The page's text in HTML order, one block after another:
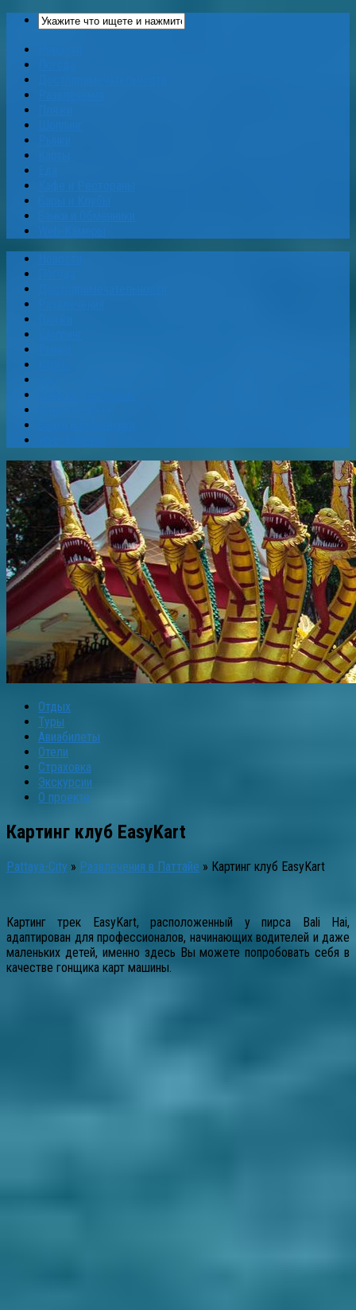
Отдых
Туры
Авиабилеты
Отели
Страховка
Экскурсии
О проекте
Картинг клуб EasyKart
Pattaya-City » Развлечения в Паттайе » Картинг клуб EasyKart
Картинг трек EasyKart, расположенный у пирса Bali Hai,
адаптирован для профессионалов, начинающих водителей и даже
маленьких детей, именно здесь Вы можете попробовать себя в
качестве гонщика карт машины.